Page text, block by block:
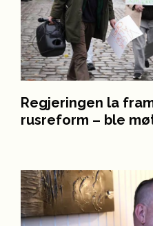
Regjeringen la
rusreform – ble